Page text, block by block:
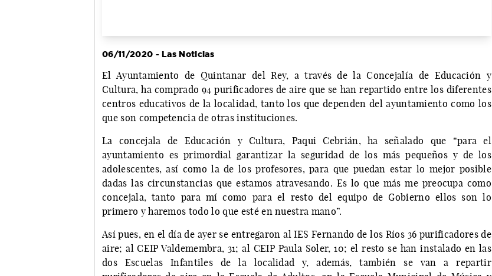
06/11/2020 - Las Noticias
El Ayuntamiento de Quintanar del Rey, a través de la Concejalía de Educación y
Cultura, ha comprado 94 purificadores de aire que se han repartido entre los diferentes
centros educativos de la localidad, tanto los que dependen del ayuntamiento como los
que son competencia de otras instituciones.
La concejala de Educación y Cultura, Paqui Cebrián, ha señalado que “para el
ayuntamiento es primordial garantizar la seguridad de los más pequeños y de los
adolescentes, así como la de los profesores, para que puedan estar lo mejor posible
dadas las circunstancias que estamos atravesando. Es lo que más me preocupa como
concejala, tanto para mí como para el resto del equipo de Gobierno ellos son lo
primero y haremos todo lo que esté en nuestra mano”.
Así pues, en el día de ayer se entregaron al IES Fernando de los Ríos 36 purificadores de
aire; al CEIP Valdemembra, 31; al CEIP Paula Soler, 10; el resto se han instalado en las
dos Escuelas Infantiles de la localidad y, además, también se van a repartir